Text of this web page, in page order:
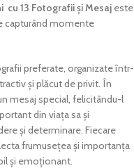
cu 13 Fotografii și Mesaj este
capturând momente
preferate, organizate într-
și plăcut de privit. În
mesaj special, felicitându-l
din viața sa și
și determinare. Fiecare
frumusețea și importanța
și emoționant.